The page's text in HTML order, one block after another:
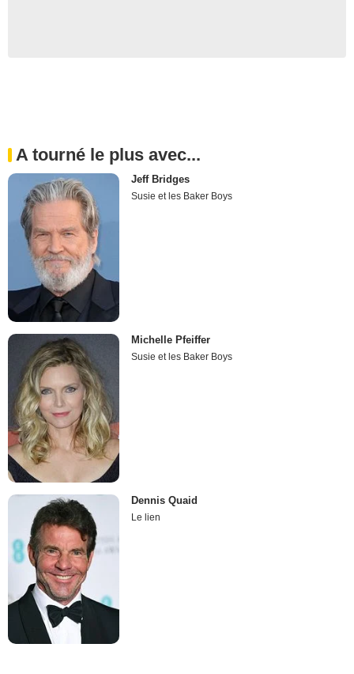
A tourné le plus avec...
Jeff Bridges
Susie et les Baker Boys
Michelle Pfeiffer
Susie et les Baker Boys
Dennis Quaid
Le lien